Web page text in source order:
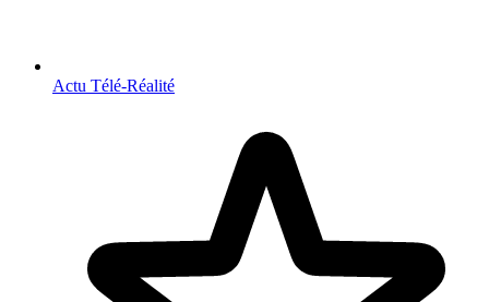
Actu Télé-Réalité